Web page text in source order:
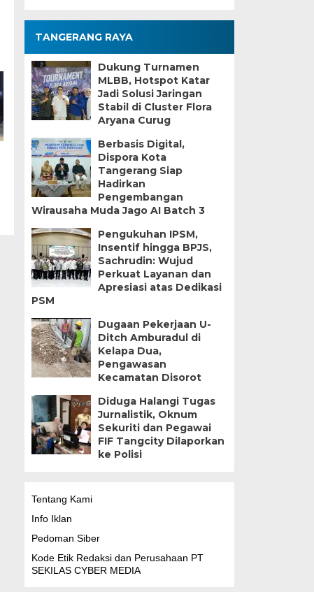
TANGERANG RAYA
Dukung Turnamen
MLBB, Hotspot Katar
Jadi Solusi Jaringan
Stabil di Cluster Flora
Aryana Curug
Berbasis Digital,
Dispora Kota
Tangerang Siap
Hadirkan
Pengembangan
Wirausaha Muda Jago AI Batch 3
Pengukuhan IPSM,
Insentif hingga BPJS,
Sachrudin: Wujud
Perkuat Layanan dan
Apresiasi atas Dedikasi
PSM
Dugaan Pekerjaan U-
Ditch Amburadul di
Kelapa Dua,
Pengawasan
Kecamatan Disorot
Diduga Halangi Tugas
Jurnalistik, Oknum
Sekuriti dan Pegawai
FIF Tangcity Dilaporkan
ke Polisi
Tentang Kami
Info Iklan
Pedoman Siber
Kode Etik Redaksi dan Perusahaan PT
SEKILAS CYBER MEDIA